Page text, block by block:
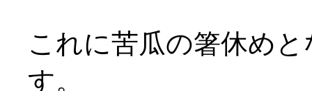
これに苦瓜の箸休め
す。